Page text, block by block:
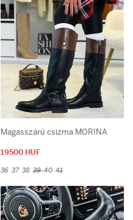
Magasszárú csizma MORINA
19500 HUF
36 37 38 3940 41